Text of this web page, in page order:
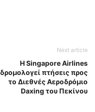
Next article
Η Singapore Airlines
δρομολογεί πτήσεις προς
το Διεθνές Αεροδρόμιο
Daxing του Πεκίνου